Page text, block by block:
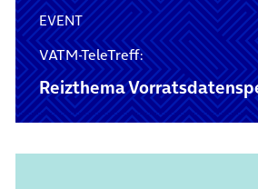
EVENT
VATM-TeleTreff:
Reizthema